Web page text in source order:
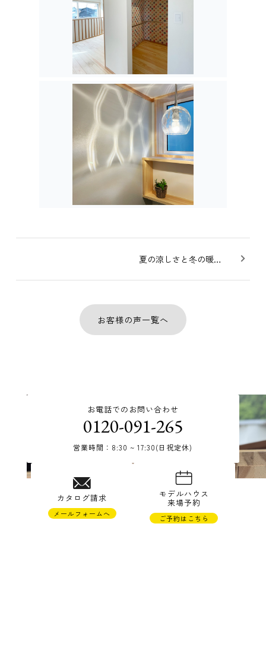
夏の涼しさと冬の暖かさがとても快適。
お客様の声一覧へ
お電話でのお問い合わせ
0120-091-265
営業時間：8:30 ~ 17:30(日祝定休)
カタログ請求
メールフォームへ
モデルハウス
来場予約
ご予約はこちら